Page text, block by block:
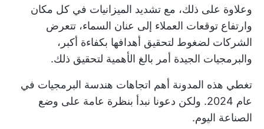
وعلاوة على ذلك، مع تشديد الميزانيات في كل مكان
وارتفاع توقعات العملاء إلى عنان السماء، تتعرض
الشركات لضغوط لتحقيق أهدافها بكفاءة أكبر،
والبرمجيات الجيدة أمر بالغ الأهمية لتحقيق ذلك.
تغطي هذه المدونة أهم اتجاهات هندسة البرمجيات في
عام 2024. ولكن دعونا نبدأ بنظرة عامة على وضع
الصناعة اليوم.